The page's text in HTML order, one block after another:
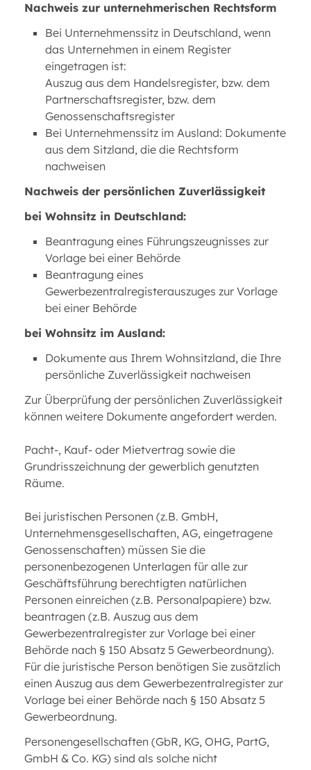
Nachweis zur unternehmerischen Rechtsform
Bei Unternehmenssitz in Deutschland, wenn
das Unternehmen in einem Register
eingetragen ist:
Auszug aus dem Handelsregister, bzw. dem
Partnerschaftsregister, bzw. dem
Genossenschaftsregister
Bei Unternehmenssitz im Ausland: Dokumente
aus dem Sitzland, die die Rechtsform
nachweisen
Nachweis der persönlichen Zuverlässigkeit
bei Wohnsitz in Deutschland:
Beantragung eines Führungszeugnisses zur
Vorlage bei einer Behörde
Beantragung eines
Gewerbezentralregisterauszuges zur Vorlage
bei einer Behörde
bei Wohnsitz im Ausland:
Dokumente aus Ihrem Wohnsitzland, die Ihre
persönliche Zuverlässigkeit nachweisen
Zur Überprüfung der persönlichen Zuverlässigkeit
können weitere Dokumente angefordert werden.
Pacht-, Kauf- oder Mietvertrag sowie die
Grundrisszeichnung der gewerblich genutzten
Räume.
Bei juristischen Personen (z.B. GmbH,
Unternehmensgesellschaften, AG, eingetragene
Genossenschaften) müssen Sie die
personenbezogenen Unterlagen für alle zur
Geschäftsführung berechtigten natürlichen
Personen einreichen (z.B. Personalpapiere) bzw.
beantragen (z.B. Auszug aus dem
Gewerbezentralregister zur Vorlage bei einer
Behörde nach § 150 Absatz 5 Gewerbeordnung).
Für die juristische Person benötigen Sie zusätzlich
einen Auszug aus dem Gewerbezentralregister zur
Vorlage bei einer Behörde nach § 150 Absatz 5
Gewerbeordnung.
Personengesellschaften (GbR, KG, OHG, PartG,
GmbH & Co. KG) sind als solche nicht